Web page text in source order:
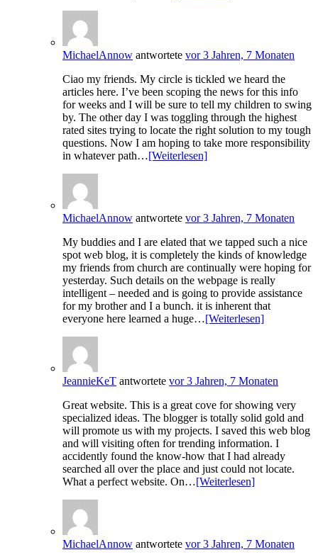
MichaelAnnow antwortete vor 3 Jahren, 7 Monaten
Ciao my friends. My circle is tickled we heard the
articles here. I’ve been scoping the news for this info
for weeks and I will be sure to tell my children to swing
by. The other day I was toggling through the highest
rated sites trying to locate the right solution to my tough
questions. Now I am hoping to take more responsibility
in whatever path…[Weiterlesen]
MichaelAnnow antwortete vor 3 Jahren, 7 Monaten
My buddies and I are elated that we tapped such a nice
spot web blog, it is completely the kinds of knowledge
my friends from church are continually were hoping for
yesterday. Such details on the webpage is really
intelligent – needed and is going to provide assistance
for my brother and I a bunch. it is inherent that
everyone here learned a huge…[Weiterlesen]
JeannieKeT antwortete vor 3 Jahren, 7 Monaten
Great website. This is a great cove for showing very
specialized ideas. The blogger is totally solid gold and
will promote us with my projects. I saved this web blog
and will visiting often for trending information. I
accidently found the know-how that I had already
searched all over the place and just could not locate.
What a perfect website. On…[Weiterlesen]
MichaelAnnow antwortete vor 3 Jahren, 7 Monaten